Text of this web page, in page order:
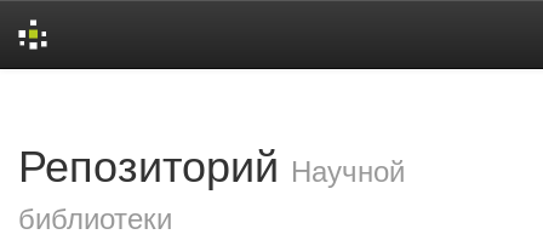
Репозиторий Научной
библиотеки